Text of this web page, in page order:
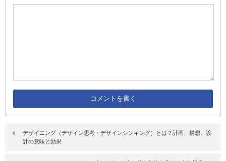
デザイニング（デザイン思考・デザインシンキング）とは？計画、構想、設
計の意味と効果